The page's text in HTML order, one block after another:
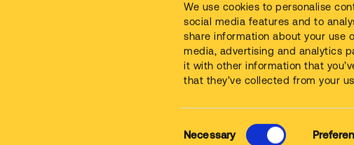
We use cookies to personalise
social media features and to
share information about your use
media, advertising and analytics
it with other information that
that they’ve collected from your
Necessary